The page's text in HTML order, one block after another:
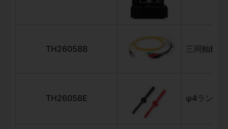
TH26058B 三同軸
TH26058E φ4ランタ